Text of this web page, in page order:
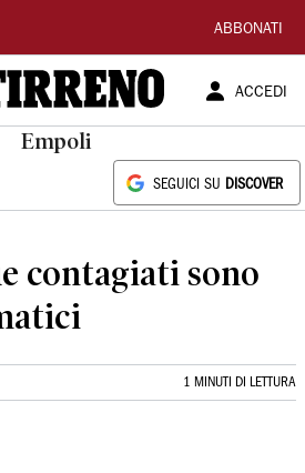
ABBONATI
ACCEDI
Empoli
SEGUICI SU DISCOVER
contagiati sono
1 MINUTI DI LETTURA